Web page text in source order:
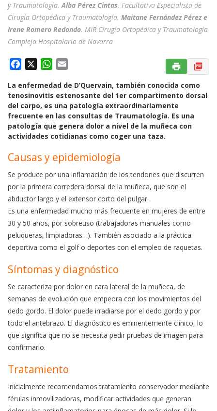
y Traumatología. Alba Pérez Cintas. Facultativa Especialista de
Cirugía Ortopédica y Traumatología. Maitane Fernández Pérez e
Irene Romero Redondo. MIR Cirugía Ortopédica y Traumatología
Complejo Hospitalario de Navarra
c
e
b
o
o
W
a
t
s
A
p
a
i
La enfermedad de D’Quervain, también conocida como
tenosinovitis estenosante del 1er compartimento dorsal
del carpo, es una patología extraordinariamente
frecuente en las consultas de Traumatología. Es una
patología que genera dolor a nivel de la muñeca con
actividades cotidianas como coger una taza.
Causas y epidemiología
Se produce por una inflamación de los tendones que discurren
por la primera corredera dorsal de la muñeca, que son el
abductor largo y el extensor corto del pulgar.
Es una enfermedad mucho más frecuente en mujeres de entre
30 y 50 años, por sobreuso (trabajadoras manuales como
peluqueras, limpiadoras…). También asociado a la práctica
deportiva como el golf o deportes con el empleo de raquetas.
Síntomas y diagnóstico
Se caracteriza por dolor en cara lateral de la muñeca, de
semanas de evolución que empeora con los movimientos del
dedo gordo. El dolor puede irradiarse por el dedo gordo y por
todo el antebrazo. El diagnóstico es eminentemente clínico, lo
que significa que no se necesita pedir pruebas de imagen para
confirmarlo.
Tratamiento
Inicialmente recomendamos tratamiento conservador mediante
férulas inmovilizadoras, modificar actividades que generan